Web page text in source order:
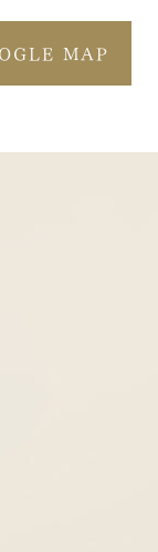
MAP